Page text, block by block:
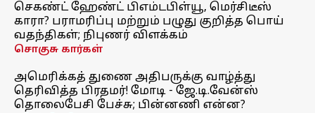
செகண்ட் ஹேண்ட் பிஎம்டபிள்யூ, மெர்சிடீஸ்
காரா? பராமரிப்பு மற்றும் பழுது குறித்த பொய்
வதந்திகள்; நிபுணர் விளக்கம்
சொகுசு கார்கள்
அமெரிக்கத் துணை அதிபருக்கு வாழ்த்து
தெரிவித்த பிரதமர்! மோடி - ஜே.டி.வேன்ஸ்
தொலைபேசி பேச்சு; பின்னணி என்ன?